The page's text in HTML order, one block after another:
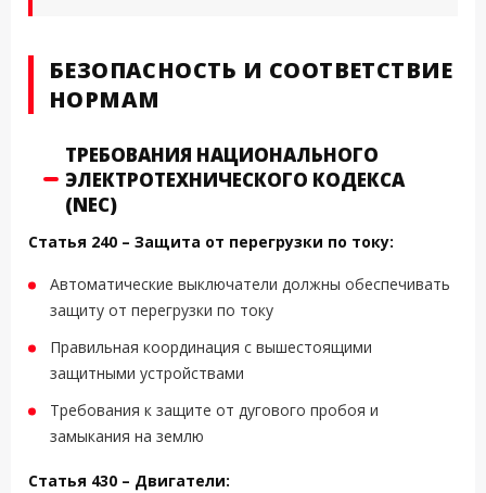
БЕЗОПАСНОСТЬ И СООТВЕТСТВИЕ
НОРМАМ
ТРЕБОВАНИЯ НАЦИОНАЛЬНОГО
ЭЛЕКТРОТЕХНИЧЕСКОГО КОДЕКСА
(NEC)
Статья 240 – Защита от перегрузки по току:
Автоматические выключатели должны обеспечивать
защиту от перегрузки по току
Правильная координация с вышестоящими
защитными устройствами
Требования к защите от дугового пробоя и
замыкания на землю
Статья 430 – Двигатели: